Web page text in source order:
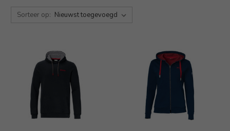
Sorteer op: